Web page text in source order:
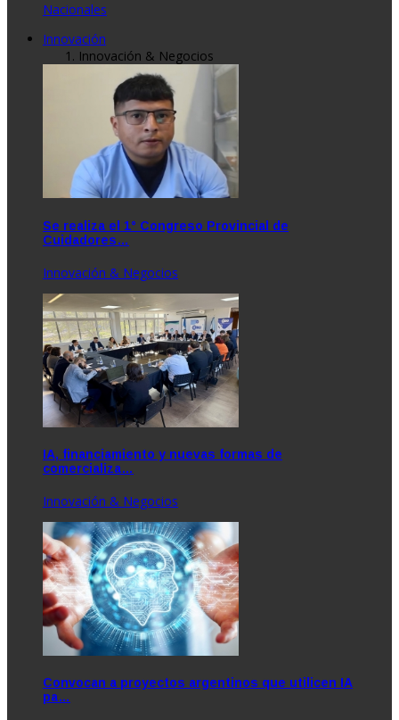
Nacionales
Innovación
Innovación & Negocios
Se realiza el 1° Congreso Provincial de
Cuidadores…
Innovación & Negocios
IA, financiamiento y nuevas formas de
comercializa…
Innovación & Negocios
Convocan a proyectos argentinos que utilicen IA
pa…